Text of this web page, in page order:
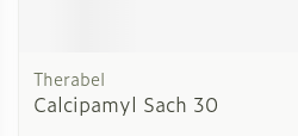
Therabel
Calcipamyl Sach 30